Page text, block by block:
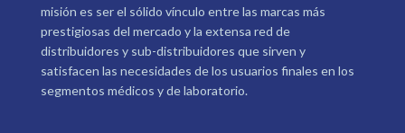
misión es ser el sólido vínculo entre las marcas más
prestigiosas del mercado y la extensa red de
distribuidores y sub-distribuidores que sirven y
satisfacen las necesidades de los usuarios finales en los
segmentos médicos y de laboratorio.